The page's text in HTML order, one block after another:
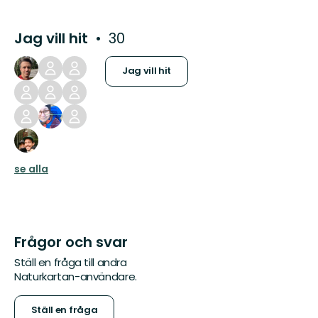
Jag vill hit 30
Jag vill hit
se alla
Frågor och svar
Ställ en fråga till andra
Naturkartan-användare.
Ställ en fråga